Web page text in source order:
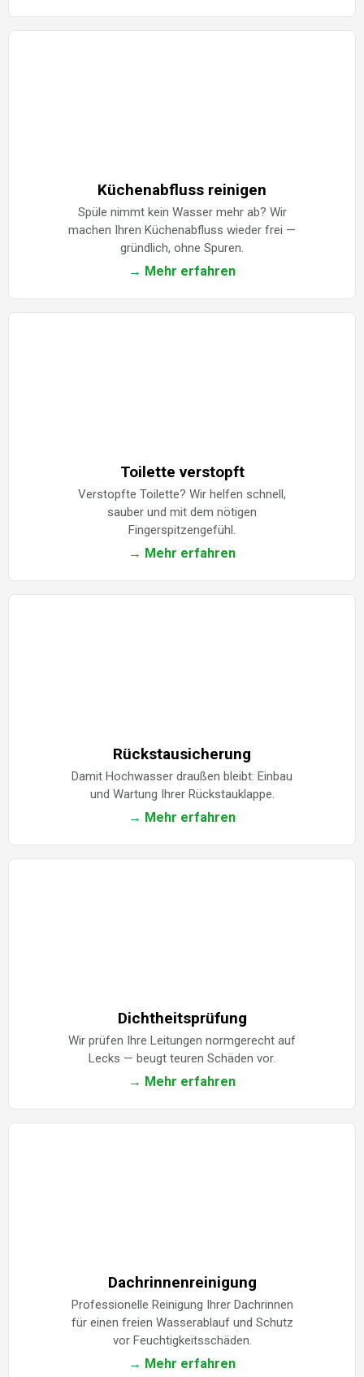
Küchenabfluss reinigen
Spüle nimmt kein Wasser mehr ab? Wir
machen Ihren Küchenabfluss wieder frei —
gründlich, ohne Spuren.
→ Mehr erfahren
Toilette verstopft
Verstopfte Toilette? Wir helfen schnell,
sauber und mit dem nötigen
Fingerspitzengefühl.
→ Mehr erfahren
Rückstausicherung
Damit Hochwasser draußen bleibt: Einbau
und Wartung Ihrer Rückstauklappe.
→ Mehr erfahren
Dichtheitsprüfung
Wir prüfen Ihre Leitungen normgerecht auf
Lecks — beugt teuren Schäden vor.
→ Mehr erfahren
Dachrinnenreinigung
Professionelle Reinigung Ihrer Dachrinnen
für einen freien Wasserablauf und Schutz
vor Feuchtigkeitsschäden.
→ Mehr erfahren